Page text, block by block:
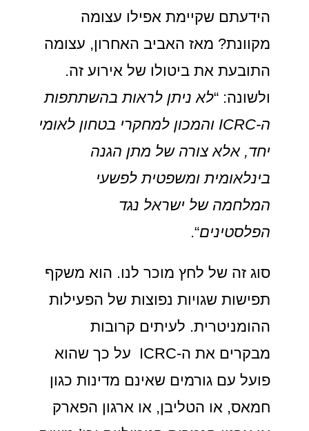
הידעתם שקיימת אפילו עצומה
מקוונת? מאז האביב האחרון, עצומה
התובעת את ביטולו של אירוע זה.
ולשונה: “לא ניתן לראות בהשתתפות
ה-ICRC והמכון למחקרי בטחון לאומי
יחד, אלא צורה של מתן הגנה
בינלאומית ומשפטית לפשעי
המלחמה של ישראל נגד
הפלסטינים“.
סוג זה של לחץ מוכר לנו. הוא משקף
תפישות שגויות נפוצות של הפעילות
ההומניטרית. לעיתים קרובות
מבקרים את ה-ICRC על כך שהוא
פועל עם גורמים שאינם מדינות כגון
חמאס, או הטליבן, או ארגון הפארק